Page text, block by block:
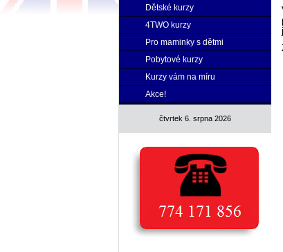
Dětské kurzy
4TWO kurzy
Pro maminky s dětmi
Pobytové kurzy
Kurzy vám na míru
Akce!
čtvrtek 6. srpna 2026